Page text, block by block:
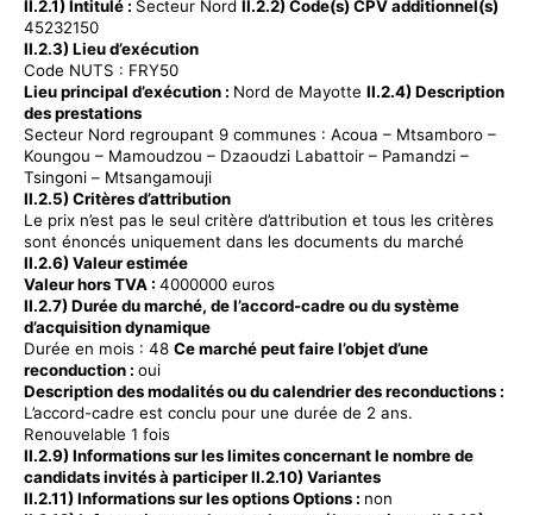
II.2.1) Intitulé : Secteur Nord II.2.2) Code(s) CPV additionnel(s)
45232150
II.2.3) Lieu d’exécution
Code NUTS : FRY50
Lieu principal d’exécution : Nord de Mayotte II.2.4) Description
des prestations
Secteur Nord regroupant 9 communes : Acoua – Mtsamboro –
Koungou – Mamoudzou – Dzaoudzi Labattoir – Pamandzi –
Tsingoni – Mtsangamouji
II.2.5) Critères d’attribution
Le prix n’est pas le seul critère d’attribution et tous les critères
sont énoncés uniquement dans les documents du marché
II.2.6) Valeur estimée
Valeur hors TVA : 4000000 euros
II.2.7) Durée du marché, de l’accord-cadre ou du système
d’acquisition dynamique
Durée en mois : 48 Ce marché peut faire l’objet d’une
reconduction : oui
Description des modalités ou du calendrier des reconductions :
L’accord-cadre est conclu pour une durée de 2 ans.
Renouvelable 1 fois
II.2.9) Informations sur les limites concernant le nombre de
candidats invités à participer II.2.10) Variantes
II.2.11) Informations sur les optionsOptions : non